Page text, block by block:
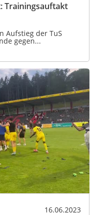
Trainingsauftakt
Aufstieg der TuS
gegen...
16.06.2023